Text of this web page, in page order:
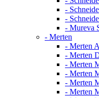
-
-
- Mureva
- Merten
- Merten
- Merten
- Merten
- Merten
- Merten
- Merten